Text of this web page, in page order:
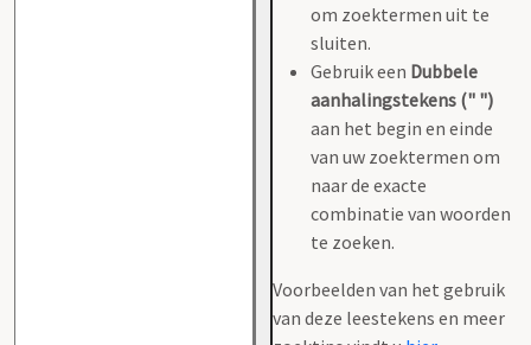
om zoektermen uit te
sluiten.
Gebruik een Dubbele
aanhalingstekens (" ")
aan het begin en einde
van uw zoektermen om
naar de exacte
combinatie van woorden
te zoeken.
Voorbeelden van het gebruik
van deze leestekens en meer